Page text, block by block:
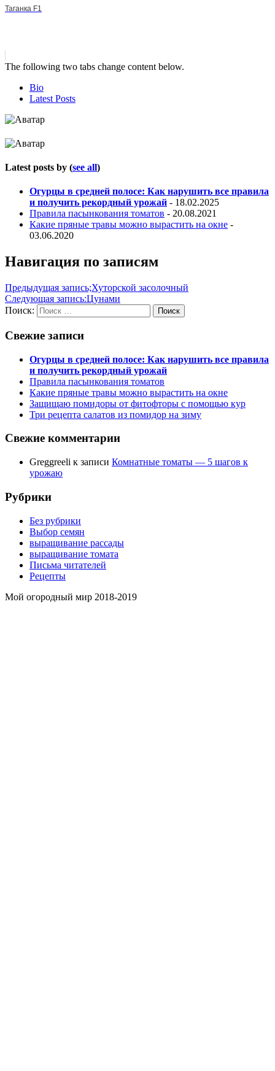
Таганка F1
The following two tabs change content below.
Bio
Latest Posts
Latest posts by (see all)
Огурцы в средней полосе: Как нарушить все правила
и получить рекордный урожай - 18.02.2025
Правила пасынкования томатов - 20.08.2021
Какие пряные травы можно вырастить на окне -
03.06.2020
Навигация по записям
Предыдущая запись;Хуторской засолочный
Следующая запись:Цунами
Поиск:
Поиск
Свежие записи
Огурцы в средней полосе: Как нарушить все правила
и получить рекордный урожай
Правила пасынкования томатов
Какие пряные травы можно вырастить на окне
Защищаю помидоры от фитофторы с помощью кур
Три рецепта салатов из помидор на зиму
Свежие комментарии
Greggreeli к записи Комнатные томаты — 5 шагов к
урожаю
Рубрики
Без рубрики
Выбор семян
выращивание рассады
выращивание томата
Письма читателей
Рецепты
Мой огородный мир 2018-2019